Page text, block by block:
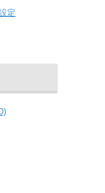
定